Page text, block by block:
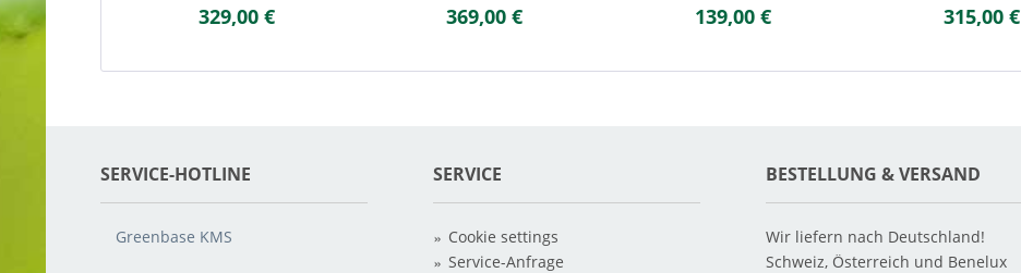
329,00 € 369,00 € 139,00 € 315,00 €
SERVICE-HOTLINE
Greenbase KMS
SERVICE
Cookie settings
Service-Anfrage
BESTELLUNG & VERSAND
Wir liefern nach Deutschland!
Schweiz, Österreich und Benelux